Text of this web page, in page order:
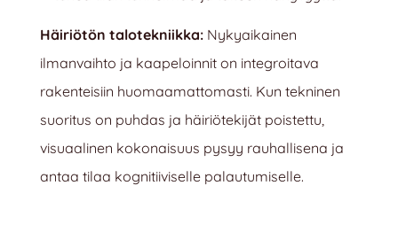
Häiriötön talotekniikka:Nykyaikainen
ilmanvaihto ja kaapeloinnit on integroitava
rakenteisiin huomaamattomasti. Kun tekninen
suoritus on puhdas ja häiriötekijät poistettu,
visuaalinen kokonaisuus pysyy rauhallisena ja
antaa tilaa kognitiiviselle palautumiselle.